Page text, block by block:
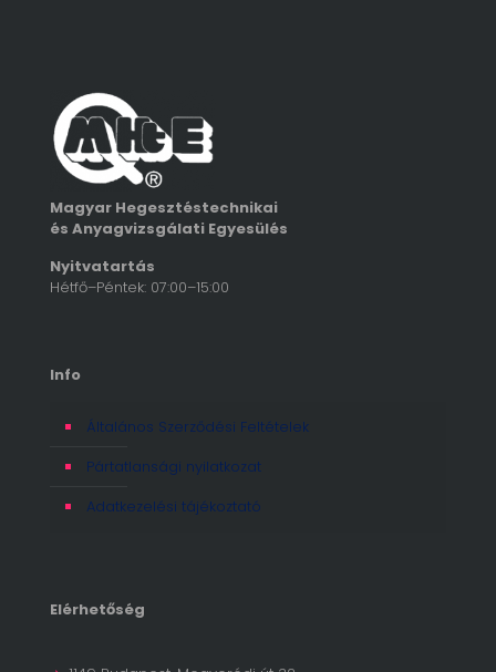
Magyar Hegesztéstechnikai
és Anyagvizsgálati Egyesülés
Nyitvatartás
Hétfő–Péntek: 07:00–15:00
Info
Általános Szerződési Feltételek
Pártatlansági nyilatkozat
Adatkezelési tájékoztató
Elérhetőség